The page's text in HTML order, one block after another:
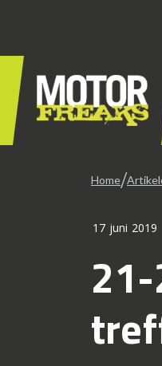
Home/
17 juni 2019